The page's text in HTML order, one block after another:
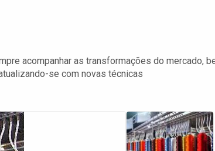
acompanhar as transformações do mercado,
se com novas técnicas